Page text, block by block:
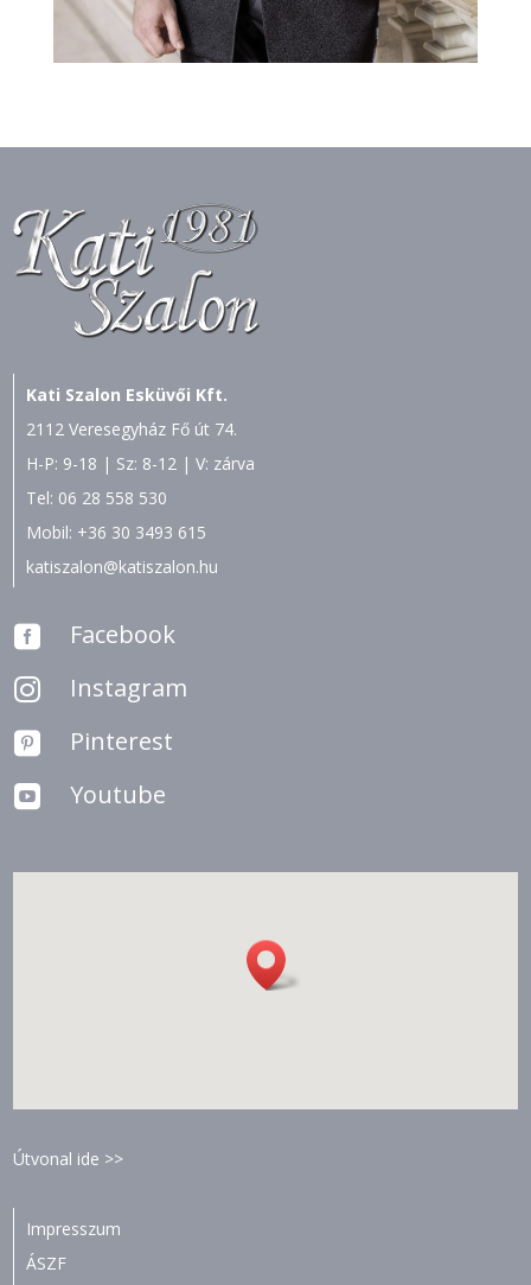
Kati Szalon Esküvői Kft.
2112 Veresegyház Fő út 74.
H-P: 9-18 | Sz: 8-12 | V: zárva
Tel: 06 28 558 530
Mobil: +36 30 3493 615
katiszalon@katiszalon.hu
 Facebook
 Instagram
 Pinterest
 Youtube
Útvonal ide >>
Impresszum
ÁSZF